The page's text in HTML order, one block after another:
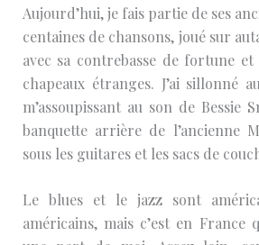
Aujourd’hui, je fais partie de ses
centaines de chansons, joué sur
avec sa contrebasse de fortune
chapeaux étranges. J’ai sillonné
m’assoupissant au son de Bessie
banquette arrière de l’ancienne
sous les guitares et les sacs de
Le blues et le jazz sont
américains, mais c’est en France